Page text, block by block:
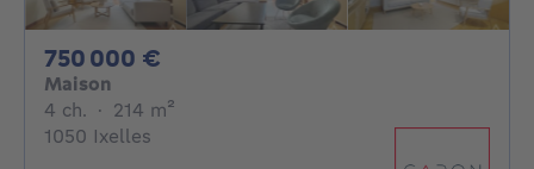
750 000 €
Maison
4 ch. 4 chambres
· 214 m²
1050 Ixelles